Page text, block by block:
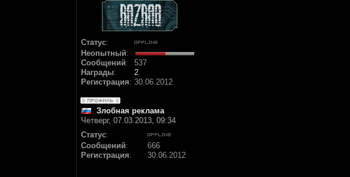
Статус:
Неопытный:
Сообщений:
537
Награды:
2
Регистрация: 30.06.2012
Злобная реклама
Четверг, 07.03.2013, 09:34
Статус:
Сообщений:
666
Регистрация: 30.06.2012